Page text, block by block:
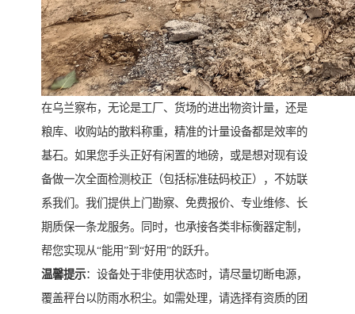
在乌兰察布，无论是工厂、货场的进出物资计量，还是
粮库、收购站的散料称重，精准的计量设备都是效率的
基石。如果您手头正好有闲置的地磅，或是想对现有设
备做一次全面检测校正（包括标准砝码校正），不妨联
系我们。我们提供上门勘察、免费报价、专业维修、长
期质保一条龙服务。同时，也承接各类非标衡器定制，
帮您实现从“能用”到“好用”的跃升。
温馨提示：设备处于非使用状态时，请尽量切断电源，
覆盖秤台以防雨水积尘。如需处理，请选择有资质的团